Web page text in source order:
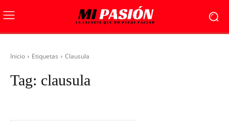
Inicio Etiquetas Clausula
Tag: clausula